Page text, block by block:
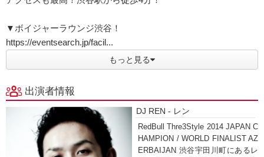
▼ボイジャーラウンジ渋谷！
https://eventsearch.jp/facil...
もっと見る
出演者情報
DJ REN - レン
RedBull Thre3Style 2014 JAPAN C
HAMPION / WORLD FINALIST AZ
ERBAIJAN 渋谷宇田川町にあるレ